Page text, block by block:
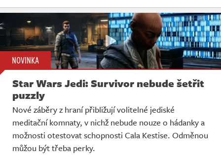
NOVINKA
Star Wars Jedi: Survivor nebude šetřit
puzzly
Nové záběry z hraní přibližují volitelné jediské
meditační komnaty, v nichž nebude nouze o hádanky a
možnosti otestovat schopnosti Cala Kestise. Odměnou
můžou být třeba perky.